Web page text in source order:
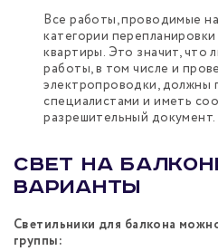
Все работы, проводимые
категории
квартиры. Это значит, что
работы, в том числе и
электропроводки, должны
специалистами и иметь
разрешительный документ.
Свет на
варианты
Светильники для балкона
группы: